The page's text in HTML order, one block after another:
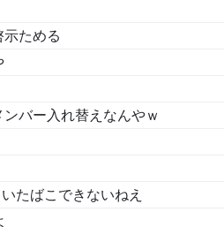
示ためる
バー入れ替えなんやｗ
たばこできないねえ